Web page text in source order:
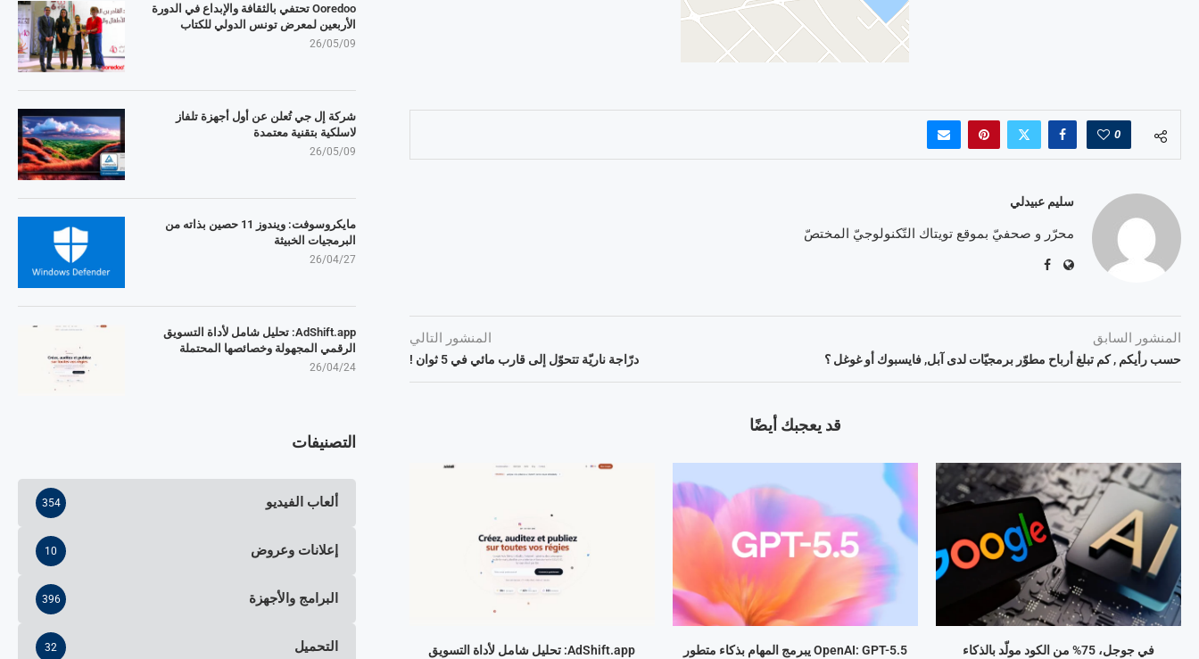
0
سليم عبيدلي
محرّر و صحفيّ بموقع تويتاك التّكنولوجيّ المختصّ
المنشور السابق
حسب رأيكم , كم تبلغ أرباح مطوّر برمجيّات لدى آبل, فايسبوك أو غوغل ؟
المنشور التالي
درّاجة ناريّة تتحوّل إلى قارب مائي في 5 ثوان !
قد يعجبك أيضًا
AdShift.app: تحليل شامل لأداة التسويق
OpenAI: GPT-5.5 يبرمج المهام بذكاء متطور
في جوجل، 75% من الكود مولّد بالذكاء
Ooredoo تحتفي بالثقافة والإبداع في الدورة
الأربعين لمعرض تونس الدولي للكتاب
26/05/09
شركة إل جي تُعلن عن أول أجهزة تلفاز
لاسلكية بتقنية معتمدة
26/05/09
مايكروسوفت: ويندوز 11 حصين بذاته من
البرمجيات الخبيثة
26/04/27
AdShift.app: تحليل شامل لأداة التسويق
الرقمي المجهولة وخصائصها المحتملة
26/04/24
التصنيفات
ألعاب الفيديو 354
إعلانات وعروض 10
البرامج والأجهزة 396
التحميل 32